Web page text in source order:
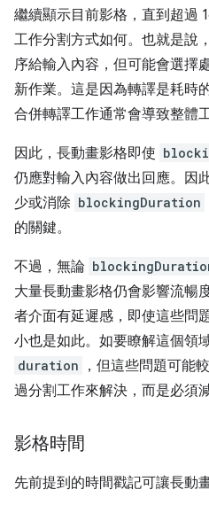
繼續顯示目前影格，直到超過
工作分割方式如何。也就是說
序給輸入內容，但可能會選擇
新作業。這是因為轉譯是耗時
合併轉譯工作通常會導致整體
因此，長動畫影格即使
仍應對輸入內容做出回應。因
少或消除 blockingDuration
的關鍵。
不過，無論
大量長動畫影格仍會影響流暢
者介面有延遲感，即使這些問
小也是如此。如要瞭解這個領
duration
，但這些問題可能
過分割工作來解決，而是必須
影格時間
先前提到的時間戳記可讓長動